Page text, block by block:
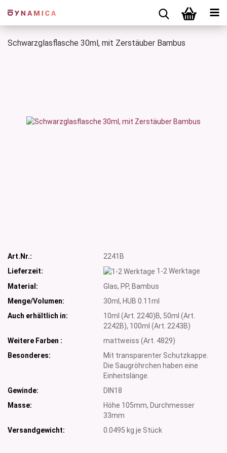
Schwarzglasflasche 30ml, mit Zerstäuber Bambus
Art.Nr.:
2241B
Lieferzeit:
1-2 Werktage
Material:
Glas, PP, Bambus
Menge/Volumen:
30ml, HUB 0.11ml
Auch erhältlich in:
10ml (Art. 2240)B, 50ml (Art.
2242B), 100ml (Art. 2243B)
Weitere Farben :
mattweiss (Art. 4829)
Besonderes:
Mit transparenter Schutzkappe.
Die Saugröhrchen haben eine
Einheitslänge.
Gewinde:
DIN18
Masse:
Höhe 105mm, Durchmesser
33mm
Versandgewicht:
0.0495 kg je Stück